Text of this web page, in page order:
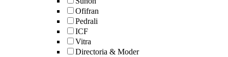
Ofifran
Pedrali
ICF
Vitra
Directoria & Moder